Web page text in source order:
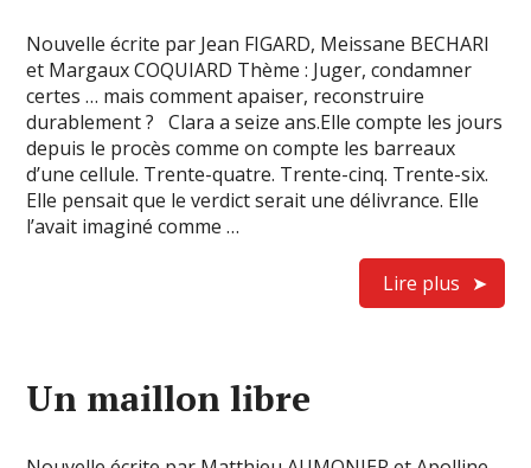
Nouvelle écrite par Jean FIGARD, Meissane BECHARI
et Margaux COQUIARD Thème : Juger, condamner
certes … mais comment apaiser, reconstruire
durablement ? Clara a seize ans.Elle compte les jours
depuis le procès comme on compte les barreaux
d’une cellule. Trente-quatre. Trente-cinq. Trente-six.
Elle pensait que le verdict serait une délivrance. Elle
l’avait imaginé comme …
Lire plus
Un maillon libre